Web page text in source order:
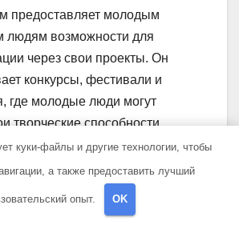
предоставляет молодым
людям возможности для
через свои проекты. Он
конкурсы, фестивали и
где молодые люди могут
творческие способности.
финансовую
в развитии
куки-файлы и другие технологии, чтобы
а также предоставить лучший
опыт. OK